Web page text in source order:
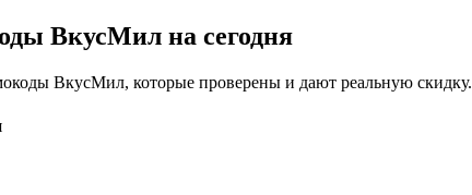
ВкусМил на сегодня
ВкусМил, которые проверены и дают реальную скидку.